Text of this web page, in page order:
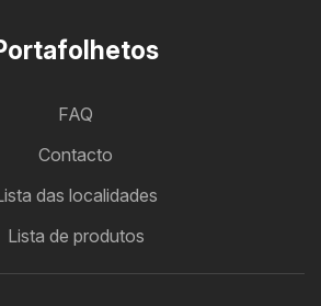
FAQ
Contacto
das localidades
Lista de produtos